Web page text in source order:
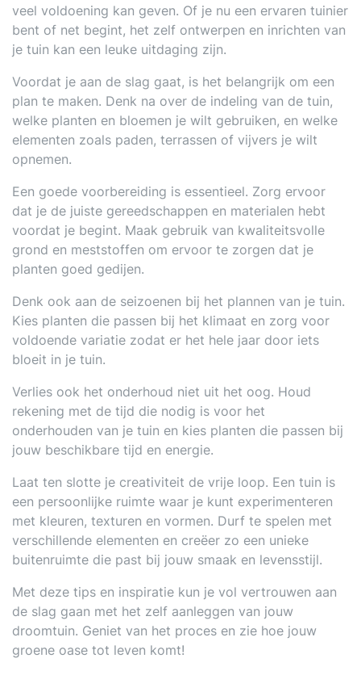
veel voldoening kan geven. Of je nu een ervaren tuinier
bent of net begint, het zelf ontwerpen en inrichten van
je tuin kan een leuke uitdaging zijn.
Voordat je aan de slag gaat, is het belangrijk om een
plan te maken. Denk na over de indeling van de tuin,
welke planten en bloemen je wilt gebruiken, en welke
elementen zoals paden, terrassen of vijvers je wilt
opnemen.
Een goede voorbereiding is essentieel. Zorg ervoor
dat je de juiste gereedschappen en materialen hebt
voordat je begint. Maak gebruik van kwaliteitsvolle
grond en meststoffen om ervoor te zorgen dat je
planten goed gedijen.
Denk ook aan de seizoenen bij het plannen van je tuin.
Kies planten die passen bij het klimaat en zorg voor
voldoende variatie zodat er het hele jaar door iets
bloeit in je tuin.
Verlies ook het onderhoud niet uit het oog. Houd
rekening met de tijd die nodig is voor het
onderhouden van je tuin en kies planten die passen bij
jouw beschikbare tijd en energie.
Laat ten slotte je creativiteit de vrije loop. Een tuin is
een persoonlijke ruimte waar je kunt experimenteren
met kleuren, texturen en vormen. Durf te spelen met
verschillende elementen en creëer zo een unieke
buitenruimte die past bij jouw smaak en levensstijl.
Met deze tips en inspiratie kun je vol vertrouwen aan
de slag gaan met het zelf aanleggen van jouw
droomtuin. Geniet van het proces en zie hoe jouw
groene oase tot leven komt!